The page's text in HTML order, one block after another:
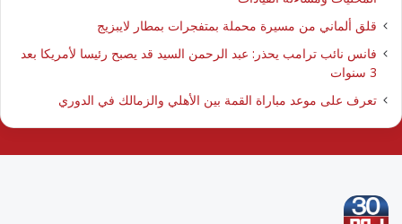
قلق ألماني من مسيرة محملة بمتفجرات بمطار لايبزيج
فانس نائب ترامب يحذر: عبد الرحمن السيد قد يصبح رئيسا لأمريكا بعد
3 سنوات
تعرف على موعد مباراة القمة بين الأهلي والزمالك في الدوري